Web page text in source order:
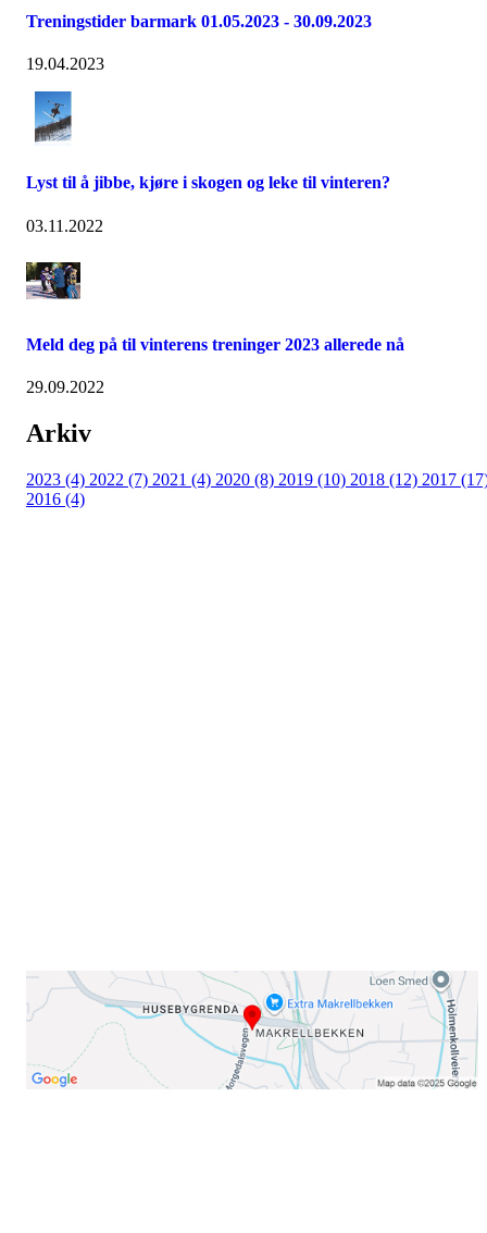
Treningstider barmark 01.05.2023 - 30.09.2023
19.04.2023
Lyst til å jibbe, kjøre i skogen og leke til vinteren?
03.11.2022
Meld deg på til vinterens treninger 2023 allerede nå
29.09.2022
Arkiv
2023 (4) 2022 (7) 2021 (4) 2020 (8) 2019 (10) 2018 (12) 2017
2016 (4)